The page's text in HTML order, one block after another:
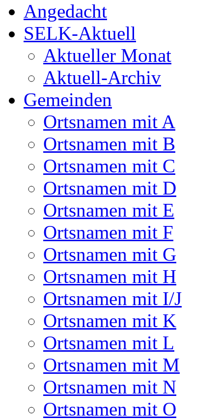
Angedacht
SELK-Aktuell
Aktueller Monat
Aktuell-Archiv
Gemeinden
Ortsnamen mit A
Ortsnamen mit B
Ortsnamen mit C
Ortsnamen mit D
Ortsnamen mit E
Ortsnamen mit F
Ortsnamen mit G
Ortsnamen mit H
Ortsnamen mit I/J
Ortsnamen mit K
Ortsnamen mit L
Ortsnamen mit M
Ortsnamen mit N
Ortsnamen mit O